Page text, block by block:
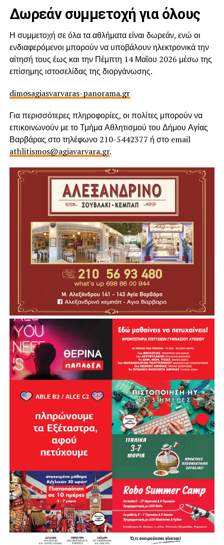
Δωρεάν συμμετοχή για όλους
Η συμμετοχή σε όλα τα αθλήματα είναι δωρεάν, ενώ οι
ενδιαφερόμενοι μπορούν να υποβάλουν ηλεκτρονικά την
αίτησή τους έως και την Πέμπτη 14 Μαΐου 2026 μέσω της
επίσημης ιστοσελίδας της διοργάνωσης.
dimosagiasvarvaras-panorama.gr
Για περισσότερες πληροφορίες, οι πολίτες μπορούν να
επικοινωνούν με το Τμήμα Αθλητισμού του Δήμου Αγίας
Βαρβάρας στο τηλέφωνο 210-5442377 ή στο email
athlitismos@agiavarvara.gr.